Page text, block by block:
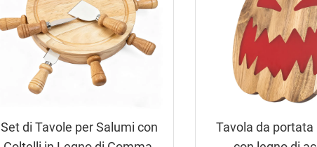
Set di Tavole per Salumi con
Tavola da portata